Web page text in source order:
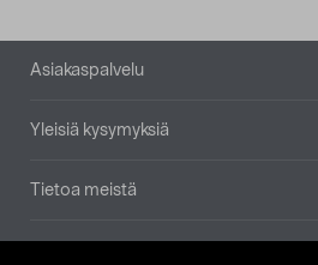
Alatunniste
Asiakaspalvelu
Yleisiä kysymyksiä
Tietoa meistä